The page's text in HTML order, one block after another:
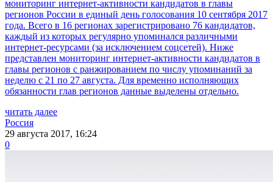
мониторинг интернет-активности кандидатов в главы
регионов России в единый день голосования 10 сентября 2017
года. Всего в 16 регионах зарегистрировано 76 кандидатов,
каждый из которых регулярно упоминался различными
интернет-ресурсами (за исключением соцсетей). Ниже
представлен мониторинг интернет-активности кандидатов в
главы регионов с ранжированием по числу упоминаний за
неделю с 21 по 27 августа. Для временно исполняющих
обязанности глав регионов данные выделены отдельно.
читать далее
Россия
29 августа 2017, 16:24
0